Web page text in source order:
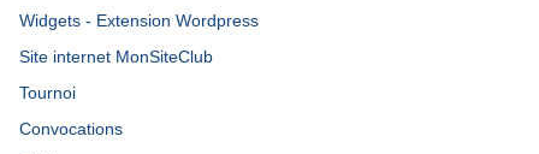
Widgets - Extension Wordpress
Site internet MonSiteClub
Tournoi
Convocations